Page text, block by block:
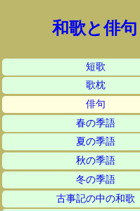
和歌と俳句
短歌
歌枕
俳句
春の季語
夏の季語
秋の季語
冬の季語
古事記の中の和歌